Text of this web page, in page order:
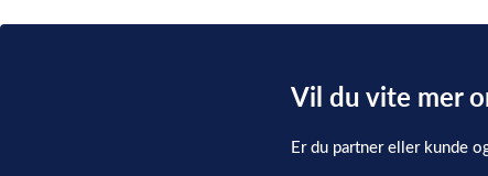
Vil du vite mer
Er du partner eller kunde